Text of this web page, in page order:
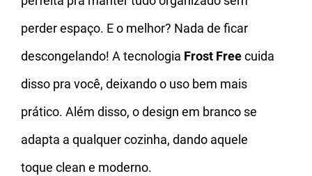
perder espaço. E o melhor? Nada de ficar
descongelando! A tecnologia Frost Freecuida
disso pra você, deixando o uso bem mais
prático. Além disso, o design em branco se
adapta a qualquer cozinha, dando aquele
toque clean e moderno.